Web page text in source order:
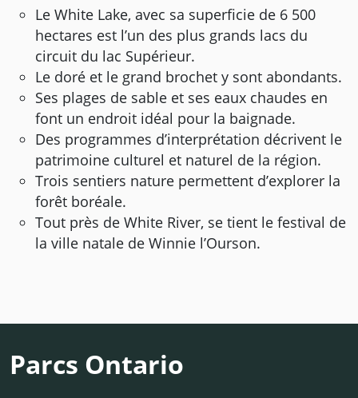
Le White Lake, avec sa superficie de 6 500
hectares est l’un des plus grands lacs du
circuit du lac Supérieur.
Le doré et le grand brochet y sont abondants.
Ses plages de sable et ses eaux chaudes en
font un endroit idéal pour la baignade.
Des programmes d’interprétation décrivent le
patrimoine culturel et naturel de la région.
Trois sentiers nature permettent d’explorer la
forêt boréale.
Tout près de White River, se tient le festival de
la ville natale de Winnie l’Ourson.
Parcs Ontario